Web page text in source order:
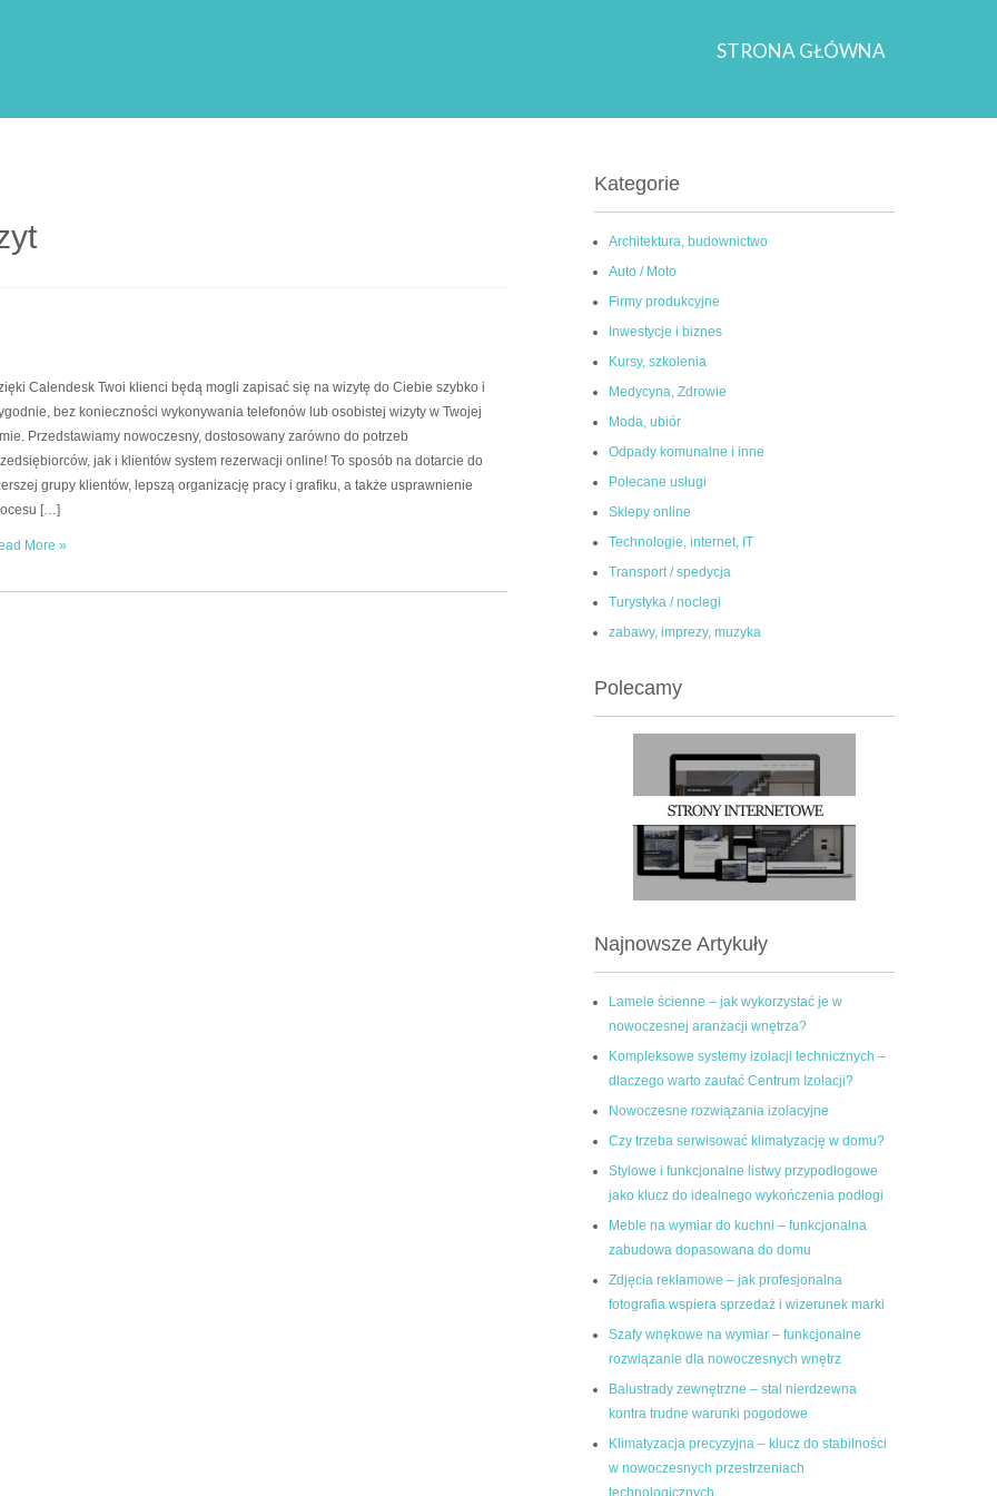
STRONA GŁÓWNA
Calendesk Twoi klienci będą mogli zapisać się na wizytę do Ciebie szybko i
bez konieczności wykonywania telefonów lub osobistej wizyty w Twojej
Przedstawiamy nowoczesny, dostosowany zarówno do potrzeb
jak i klientów system rezerwacji online! To sposób na dotarcie do
grupy klientów, lepszą organizację pracy i grafiku, a także usprawnienie
[…]
More »
Kategorie
Architektura, budownictwo
Auto / Moto
Firmy produkcyjne
Inwestycje i biznes
Kursy, szkolenia
Medycyna, Zdrowie
Moda, ubiór
Odpady komunalne i inne
Polecane usługi
Sklepy online
Technologie, internet, IT
Transport / spedycja
Turystyka / noclegi
zabawy, imprezy, muzyka
Polecamy
Najnowsze Artykuły
Lamele ścienne – jak wykorzystać je w
nowoczesnej aranżacji wnętrza?
Kompleksowe systemy izolacji technicznych –
dlaczego warto zaufać Centrum Izolacji?
Nowoczesne rozwiązania izolacyjne
Czy trzeba serwisować klimatyzację w domu?
Stylowe i funkcjonalne listwy przypodłogowe
jako klucz do idealnego wykończenia podłogi
Meble na wymiar do kuchni – funkcjonalna
zabudowa dopasowana do domu
Zdjęcia reklamowe – jak profesjonalna
fotografia wspiera sprzedaż i wizerunek marki
Szafy wnękowe na wymiar – funkcjonalne
rozwiązanie dla nowoczesnych wnętrz
Balustrady zewnętrzne – stal nierdzewna
kontra trudne warunki pogodowe
Klimatyzacja precyzyjna – klucz do stabilności
w nowoczesnych przestrzeniach
technologicznych